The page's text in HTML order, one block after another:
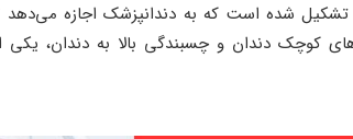
تشکیل شده است که به دندانپزشک اجازه
کوچک دندان و چسبندگی بالا به دندان،